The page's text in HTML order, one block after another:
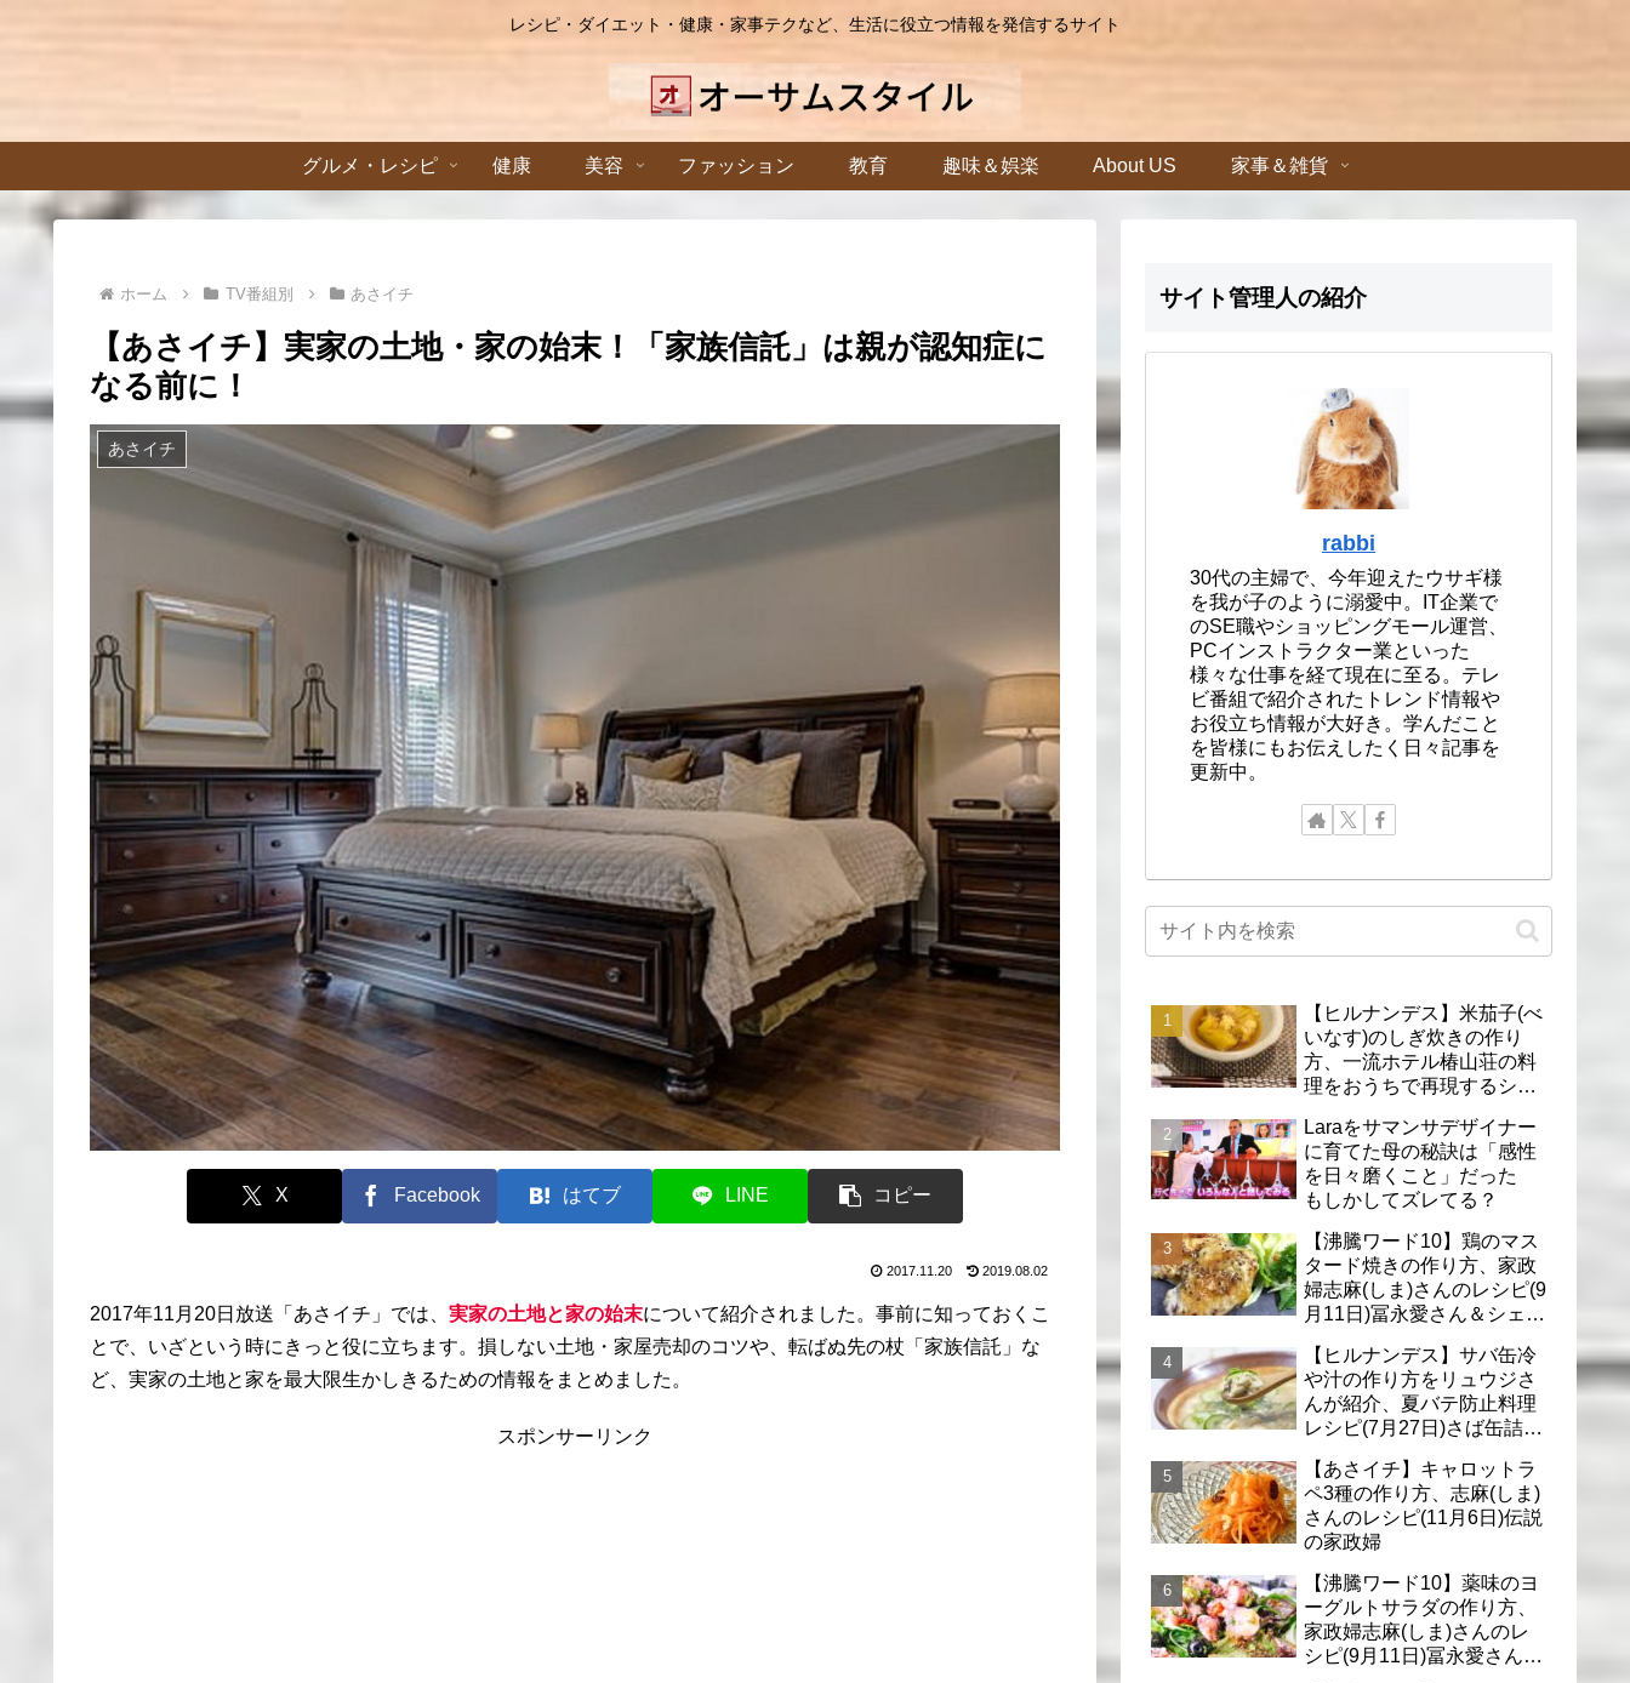
レシピ・ダイエット・健康・家事テクなど、生活に役立つ情報を発信するサイト
グルメ・レシピ 健康 美容 ファッション 教育 趣味＆娯楽 About US 家事＆雑貨
ホーム TV番組別 あさイチ
【あさイチ】実家の土地・家の始末！「家族信託」は親が認知症に
なる前に！
あさイチ
X Facebook はてブ LINE コピー
2017.11.20 2019.08.02
2017年11月20日放送「あさイチ」では、 実家の土地と家の始末について紹介されました。事前に知っておくこ
とで、いざという時にきっと役に立ちます。損しない土地・家屋売却のコツや、転ばぬ先の杖「家族信託」な
ど、実家の土地と家を最大限生かしきるための情報をまとめました。
スポンサーリンク
サイト管理人の紹介
rabbi
30代の主婦で、今年迎えたウサギ様
を我が子のように溺愛中。IT企業で
のSE職やショッピングモール運営、
PCインストラクター業といった
様々な仕事を経て現在に至る。テレ
ビ番組で紹介されたトレンド情報や
お役立ち情報が大好き。学んだこと
を皆様にもお伝えしたく日々記事を
更新中。
【ヒルナンデス】米茄子(べ
いなす)のしぎ炊きの作り
方、一流ホテル椿山荘の料
理をおうちで再現するシェ
Laraをサマンサデザイナー
に育てた母の秘訣は「感性
を日々磨くこと」だった
もしかしてズレてる？
【沸騰ワード10】鶏のマス
タード焼きの作り方、家政
婦志麻(しま)さんのレシピ(9
月11日)冨永愛さん＆シェリ
【ヒルナンデス】サバ缶冷
や汁の作り方をリュウジさ
んが紹介、夏バテ防止料理
レシピ(7月27日)さば缶詰で
【あさイチ】キャロットラ
ペ3種の作り方、志麻(しま)
さんのレシピ(11月6日)伝説
の家政婦
【沸騰ワード10】薬味のヨ
ーグルトサラダの作り方、
家政婦志麻(しま)さんのレ
シピ(9月11日)冨永愛さん＆